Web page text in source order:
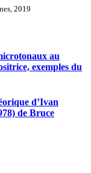
2019
au
exemples du
d’Ivan
de Bruce